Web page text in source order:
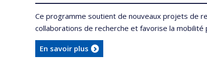
Ce programme soutient de nouveaux projets de
collaborations de recherche et favorise la
En savoir plus